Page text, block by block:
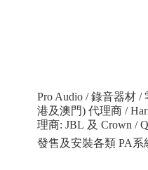
Pro Audio / 錄音器材 /
港及澳門) 代理商 /
理商: JBL 及 Crown /
發售及安裝各類 PA系